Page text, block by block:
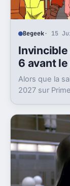
Begeek· 15
Invincible
6 avant
Alors que la
2027 sur